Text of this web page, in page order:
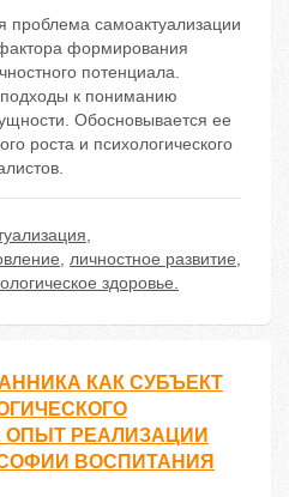
проблема самоактуализации
формирования
потенциала.
к пониманию
Обосновывается ее
роста и психологического
,
, личностное развитие,
здоровье.
КАК СУБЪЕКТ
РЕАЛИЗАЦИИ
ВОСПИТАНИЯ